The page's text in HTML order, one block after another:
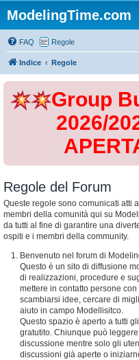
ModelingTime.com
FAQ Regole
Indice Regole
Group
2026/
Regole del Forum
Queste regole sono comunicati atti
membri della comunità qui su
da tutti al fine di garantire una
ospiti e i membri della community.
Benvenuto nel forum di
Questo è un sito di diffusione
di realizzazioni, procedure e
mettere in contatto persone
scambiarsi idee, cercare di
aiuto in campo Modellisitco.
Questo spazio è aperto a tutti
gratutito. Chiunque può
discussione mentre solo gli
discussioni già aperte o